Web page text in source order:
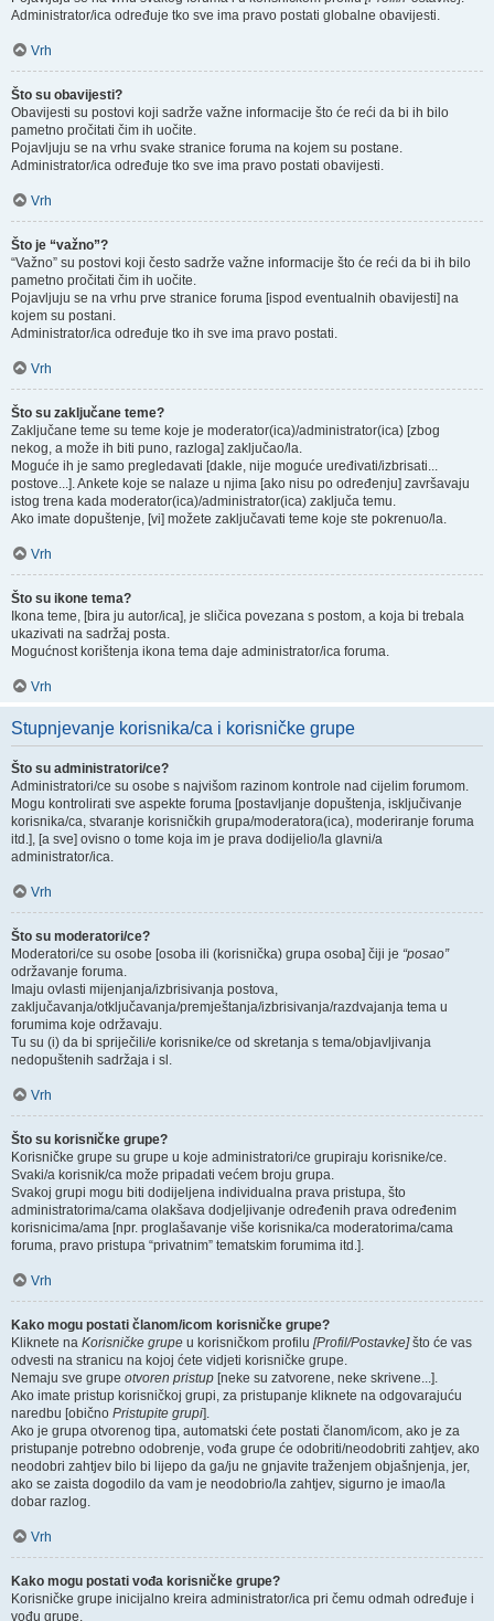
Administrator/ica određuje tko sve ima pravo postati globalne obavijesti.
Vrh
Što su obavijesti?
Obavijesti su postovi koji sadrže važne informacije što će reći da bi ih bilo
pametno pročitati čim ih uočite.
Pojavljuju se na vrhu svake stranice foruma na kojem su postane.
Administrator/ica određuje tko sve ima pravo postati obavijesti.
Vrh
Što je “važno”?
“Važno” su postovi koji često sadrže važne informacije što će reći da bi ih bilo
pametno pročitati čim ih uočite.
Pojavljuju se na vrhu prve stranice foruma [ispod eventualnih obavijesti] na
kojem su postani.
Administrator/ica određuje tko ih sve ima pravo postati.
Vrh
Što su zaključane teme?
Zaključane teme su teme koje je moderator(ica)/administrator(ica) [zbog
nekog, a može ih biti puno, razloga] zaključao/la.
Moguće ih je samo pregledavati [dakle, nije moguće uređivati/izbrisati...
postove...]. Ankete koje se nalaze u njima [ako nisu po određenju] završavaju
istog trena kada moderator(ica)/administrator(ica) zaključa temu.
Ako imate dopuštenje, [vi] možete zaključavati teme koje ste pokrenuo/la.
Vrh
Što su ikone tema?
Ikona teme, [bira ju autor/ica], je sličica povezana s postom, a koja bi trebala
ukazivati na sadržaj posta.
Mogućnost korištenja ikona tema daje administrator/ica foruma.
Vrh
Stupnjevanje korisnika/ca i korisničke grupe
Što su administratori/ce?
Administratori/ce su osobe s najvišom razinom kontrole nad cijelim forumom.
Mogu kontrolirati sve aspekte foruma [postavljanje dopuštenja, isključivanje
korisnika/ca, stvaranje korisničkih grupa/moderatora(ica), moderiranje foruma
itd.], [a sve] ovisno o tome koja im je prava dodijelio/la glavni/a
administrator/ica.
Vrh
Što su moderatori/ce?
Moderatori/ce su osobe [osoba ili (korisnička) grupa osoba] čiji je “posao”
održavanje foruma.
Imaju ovlasti mijenjanja/izbrisivanja postova,
zaključavanja/otključavanja/premještanja/izbrisivanja/razdvajanja tema u
forumima koje održavaju.
Tu su (i) da bi spriječili/e korisnike/ce od skretanja s tema/objavljivanja
nedopuštenih sadržaja i sl.
Vrh
Što su korisničke grupe?
Korisničke grupe su grupe u koje administratori/ce grupiraju korisnike/ce.
Svaki/a korisnik/ca može pripadati većem broju grupa.
Svakoj grupi mogu biti dodijeljena individualna prava pristupa, što
administratorima/cama olakšava dodjeljivanje određenih prava određenim
korisnicima/ama [npr. proglašavanje više korisnika/ca moderatorima/cama
foruma, pravo pristupa “privatnim” tematskim forumima itd.].
Vrh
Kako mogu postati članom/icom korisničke grupe?
Kliknete na Korisničke grupe u korisničkom profilu [Profil/Postavke]što će vas
odvesti na stranicu na kojoj ćete vidjeti korisničke grupe.
Nemaju sve grupe otvoren pristup [neke su zatvorene, neke skrivene...].
Ako imate pristup korisničkoj grupi, za pristupanje kliknete na odgovarajuću
naredbu [obično Pristupite grupi].
Ako je grupa otvorenog tipa, automatski ćete postati članom/icom, ako je za
pristupanje potrebno odobrenje, vođa grupe će odobriti/neodobriti zahtjev, ako
neodobri zahtjev bilo bi lijepo da ga/ju ne gnjavite traženjem objašnjenja, jer,
ako se zaista dogodilo da vam je neodobrio/la zahtjev, sigurno je imao/la
dobar razlog.
Vrh
Kako mogu postati vođa korisničke grupe?
Korisničke grupe inicijalno kreira administrator/ica pri čemu odmah određuje i
vođu grupe.